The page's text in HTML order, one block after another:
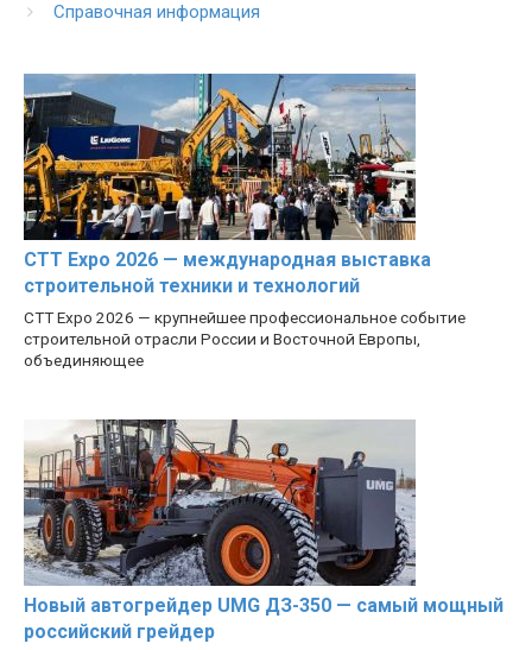
Справочная информация
CTT Expo 2026 — международная выставка
строительной техники и технологий
CTT Expo 2026 — крупнейшее профессиональное событие
строительной отрасли России и Восточной Европы,
объединяющее
Новый автогрейдер UMG ДЗ-350 — самый мощный
российский грейдер